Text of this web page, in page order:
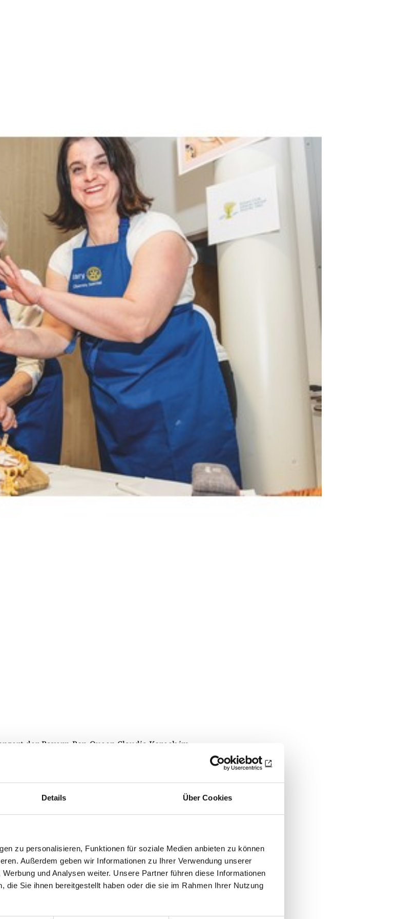
Details Über Cookies
zu personalisieren, Funktionen für soziale Medien anbieten zu können
Außerdem geben wir Informationen zu Ihrer Verwendung unserer
und Analysen weiter. Unsere Partner führen diese Informationen
die Sie ihnen bereitgestellt haben oder die sie im Rahmen Ihrer Nutzung
der Bayern-Pop-Queen Claudia Koreck im
im Kloster Algasing nahm der Rotary Club Oberes
Konzertgäste auszugeben. Das Fazit des Clubs: ein tolles
öffentlichkeitswirksam lange Schlangen Waffelhungriger
Waffeleisen? – siehe:
aus den Distrikten auf den Distriktseiten.
0